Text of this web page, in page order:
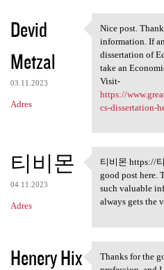
Devid
Metzal
03.11.2023
Adres
Nice post.
Nice post.
information. If
dissertation of
take an
Visit-
https://
cs-dissertation-
티비몬
04.11.2023
Adres
티비몬
티비몬 https://
good post here.
such valuable
always gets the
Henery Hix
Thanks for the